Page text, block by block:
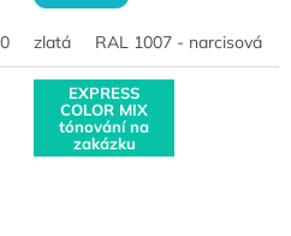
Bílá křída 1001 Bílá ledová
zlatá RAL 1007 - narcisová
EXPRESS
COLOR MIX
tónování na
zakázku